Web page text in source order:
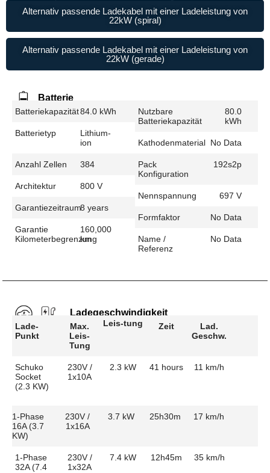
Alternativ passende Ladekabel mit einer Ladeleistung von
22kW (spiral)
Alternativ passende Ladekabel mit einer Ladeleistung von
22kW (gerade)
Batterie
Batteriekapazität84.0 kWh
Batterietyp
Lithium-
ion
Anzahl Zellen 384
Architektur 800 V
Garantiezeitraum8 years
Garantie
Kilometerbegrenzung
160,000
km
Nutzbare
Batteriekapazität
80.0
kWh
Kathodenmaterial No Data
Pack
Konfiguration
192s2p
Nennspannung 697 V
Formfaktor No Data
Name /
Referenz
No Data
Ladegeschwindigkeit
Lade-
Punkt
Max.
Leis-
Tung
Leis-tung Zeit
Lad.
Geschw.
Schuko
Socket
(2.3 KW)
230V /
1x10A
2.3 kW 41 hours 11 km/h
1-Phase
16A (3.7
KW)
230V /
1x16A
3.7 kW 25h30m 17 km/h
1-Phase
32A (7.4
230V /
1x32A
7.4 kW 12h45m 35 km/h